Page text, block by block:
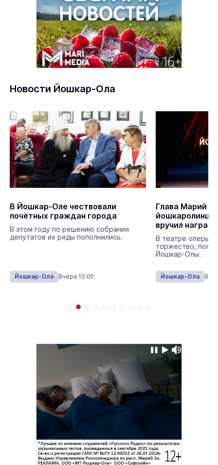
Новости Йошкар-Ола
В Йошкар-Оле чествовали
почётных граждан города
В этом году по решению собрания
депутатов их ряды пополнились.
Йошкар-Ола Вчера 10:05
Глава Марий
вручил
В театре оперы и
торжество,
Йошкар-Олы.
Йошкар-Ола